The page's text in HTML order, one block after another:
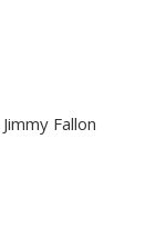
Fallon